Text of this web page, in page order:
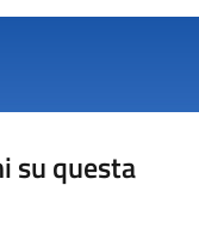
su questa